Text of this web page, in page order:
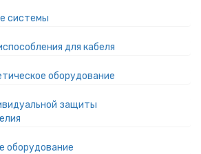
системы
для кабеля
оборудование
защиты
оборудование